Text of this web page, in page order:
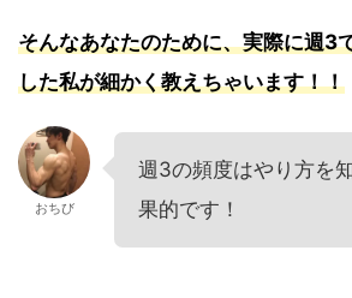
そんなあなたのために、実際に週3
した私が細かく教えちゃいます！！
おちび
週3の頻度はやり方を
果的です！